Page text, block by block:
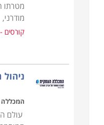
במסגרת הקורס
ניהול קשרי
מקומיים ובינלאומיים.
עבור מי מתאימים
קורס רכש
לרכש
מטרתו
מודרני,
קורסים
ניהול
עולם